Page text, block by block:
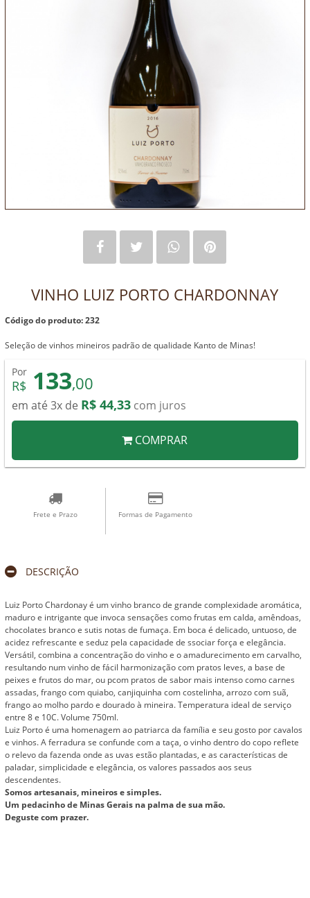
VINHO LUIZ PORTO CHARDONNAY
Código do produto: 232
Seleção de vinhos mineiros padrão de qualidade Kanto de Minas!
Por
R$ 133,00
em até 3x de R$ 44,33 com juros
COMPRAR
Frete e Prazo Formas de Pagamento
DESCRIÇÃO
Luiz Porto Chardonay é um vinho branco de grande complexidade aromática,
maduro e intrigante que invoca sensações como frutas em calda, amêndoas,
chocolates branco e sutis notas de fumaça. Em boca é delicado, untuoso, de
acidez refrescante e seduz pela capacidade de ssociar força e elegância.
Versátil, combina a concentração do vinho e o amadurecimento em carvalho,
resultando num vinho de fácil harmonização com pratos leves, a base de
peixes e frutos do mar, ou pcom pratos de sabor mais intenso como carnes
assadas, frango com quiabo, canjiquinha com costelinha, arrozo com suã,
frango ao molho pardo e dourado à mineira. Temperatura ideal de serviço
entre 8 e 10C. Volume 750ml.
Luiz Porto é uma homenagem ao patriarca da família e seu gosto por cavalos
e vinhos. A ferradura se confunde com a taça, o vinho dentro do copo reflete
o relevo da fazenda onde as uvas estão plantadas, e as características de
paladar, simplicidade e elegância, os valores passados aos seus
descendentes.
Somos artesanais, mineiros e simples.
Um pedacinho de Minas Gerais na palma de sua mão.
Deguste com prazer.